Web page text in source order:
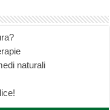
naturali